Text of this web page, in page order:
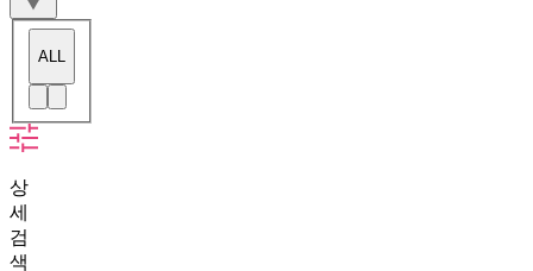
ALL
상
세
검
색